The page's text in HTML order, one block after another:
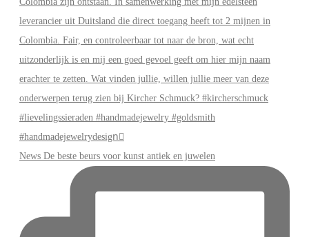
News De beste beurs voor kunst antiek en juwelen